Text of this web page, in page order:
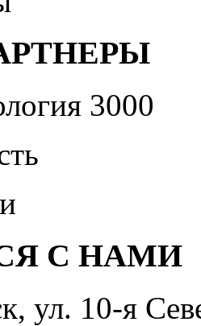
3000
С НАМИ
ул. 10-я